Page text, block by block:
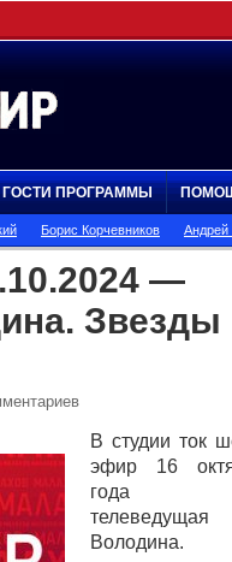
ГОСТИ ПРОГРАММЫ
Борис Корчевников
—
Звезды
В студии ток
эфир 16
года
телеведущая
Володина.